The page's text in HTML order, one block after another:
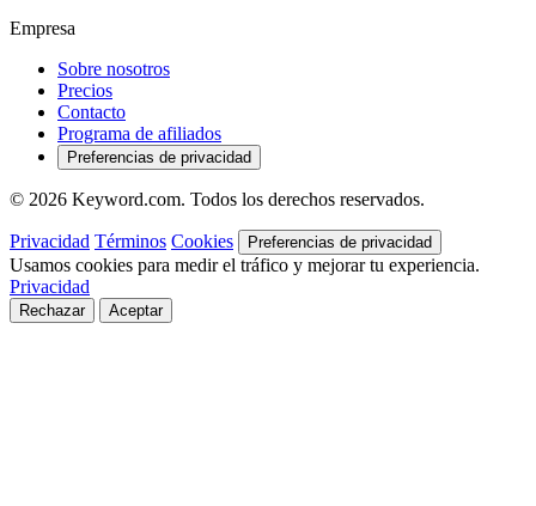
Empresa
Sobre nosotros
Precios
Contacto
Programa de afiliados
Preferencias de privacidad
© 2026 Keyword.com. Todos los derechos reservados.
Privacidad Términos Cookies Preferencias de privacidad
Usamos cookies para medir el tráfico y mejorar tu experiencia.
Privacidad
Rechazar Aceptar